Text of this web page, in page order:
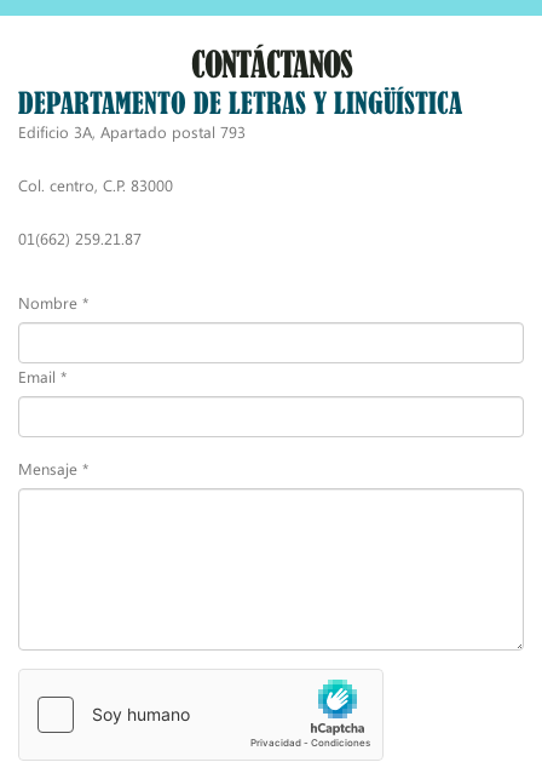
CONTÁCTANOS
DEPARTAMENTO DE LETRAS Y LINGÜÍSTICA
Edificio 3A, Apartado postal 793
Col. centro, C.P. 83000
01(662) 259.21.87
Nombre *
Email *
Mensaje *